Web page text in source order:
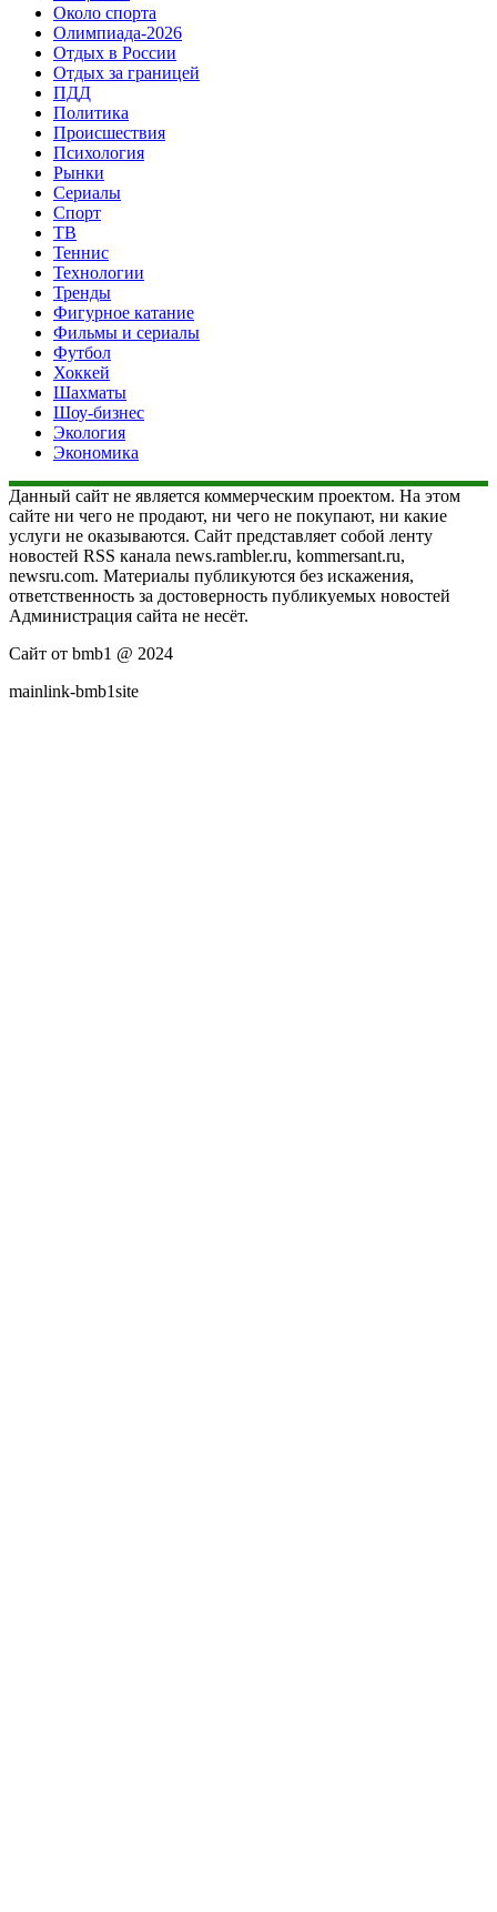
Около спорта
Олимпиада-2026
Отдых в России
Отдых за границей
ПДД
Политика
Происшествия
Психология
Рынки
Сериалы
Спорт
ТВ
Теннис
Технологии
Тренды
Фигурное катание
Фильмы и сериалы
Футбол
Хоккей
Шахматы
Шоу-бизнес
Экология
Экономика
Данный сайт не является коммерческим проектом. На этом
сайте ни чего не продают, ни чего не покупают, ни какие
услуги не оказываются. Сайт представляет собой ленту
новостей RSS канала news.rambler.ru, kommersant.ru,
newsru.com. Материалы публикуются без искажения,
ответственность за достоверность публикуемых новостей
Администрация сайта не несёт.
Сайт от bmb1 @ 2024
mainlink-bmb1site